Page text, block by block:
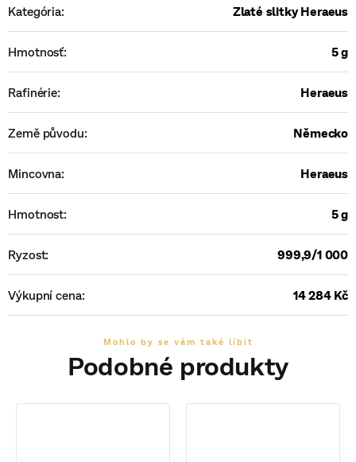
Kategória: Zlaté slitky Heraeus
Hmotnosť: 5 g
Rafinérie: Heraeus
Země původu: Německo
Mincovna: Heraeus
Hmotnost: 5 g
Ryzost: 999,9/1 000
Výkupní cena: 14 284 Kč